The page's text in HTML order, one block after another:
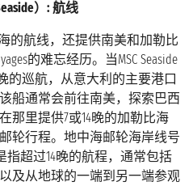
）: 航线
海的航线，还提供南美和加勒比
的难忘经历。当MSC Seaside
的巡航，从意大利的主要港口
船通常会前往南美，探索巴西
那里提供7或14晚的加勒比海
轮行程。地中海邮轮海岸线号
指超过14晚的航程，通常包括
及从地球的一端到另一端参观